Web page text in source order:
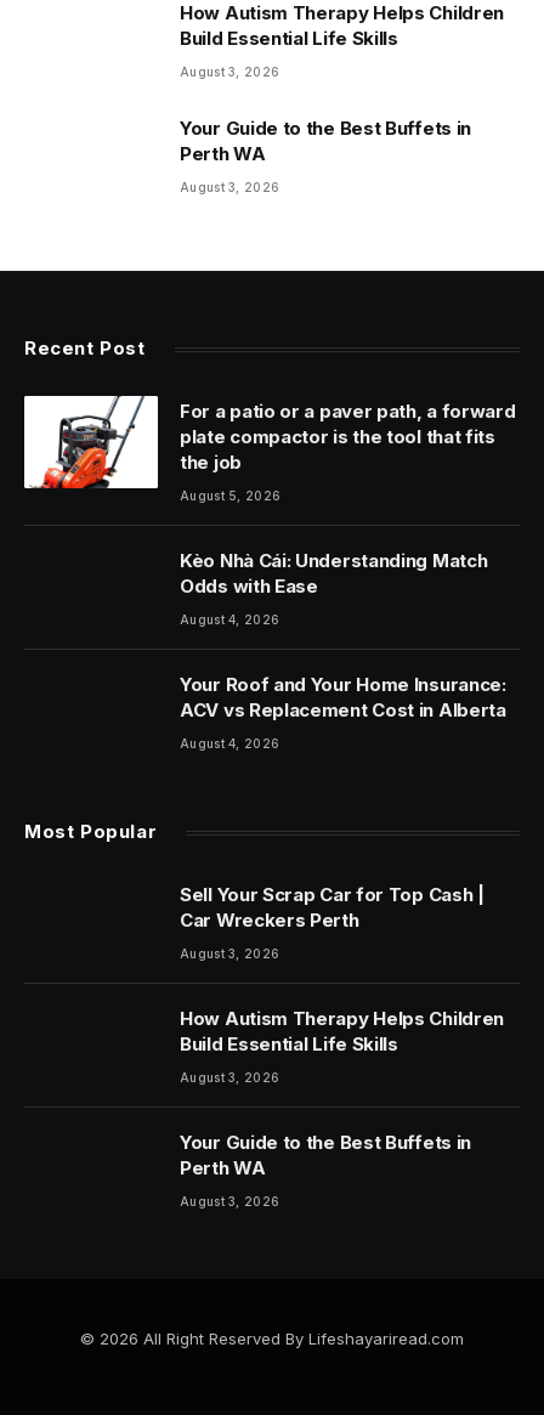
How Autism Therapy Helps Children
Build Essential Life Skills
August 3, 2026
Your Guide to the Best Buffets in
Perth WA
August 3, 2026
Recent Post
For a patio or a paver path, a forward
plate compactor is the tool that fits
the job
August 5, 2026
Kèo Nhà Cái: Understanding Match
Odds with Ease
August 4, 2026
Your Roof and Your Home Insurance:
ACV vs Replacement Cost in Alberta
August 4, 2026
Most Popular
Sell Your Scrap Car for Top Cash |
Car Wreckers Perth
August 3, 2026
How Autism Therapy Helps Children
Build Essential Life Skills
August 3, 2026
Your Guide to the Best Buffets in
Perth WA
August 3, 2026
© 2026 All Right Reserved By Lifeshayariread.com